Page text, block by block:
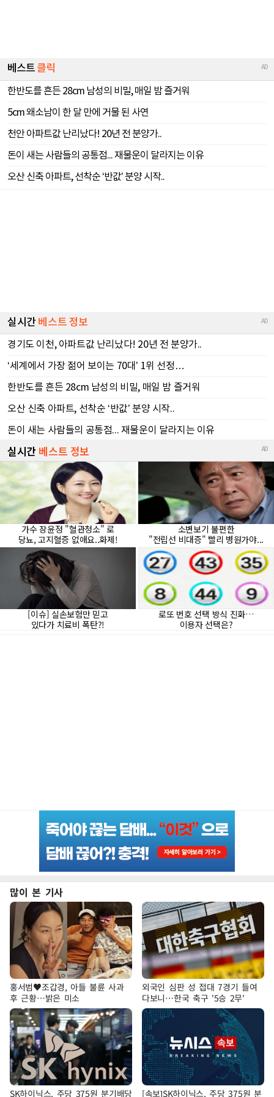
많이 본 기사
홍서범♥조갑경, 아들 불륜 사과
후 근황…밝은 미소
외국인 심판 성 접대 7경기 들여
다보니…한국 축구 '5승 2무'
SK하이닉스, 주당 375원 분기배당 [속보]SK하이닉스, 주당 375원 분